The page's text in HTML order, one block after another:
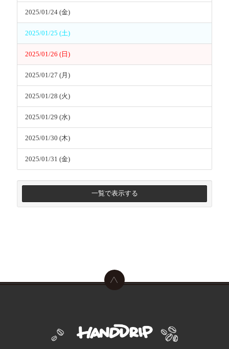
2025/01/24 (金)
2025/01/25 (土)
2025/01/26 (日)
2025/01/27 (月)
2025/01/28 (火)
2025/01/29 (水)
2025/01/30 (木)
2025/01/31 (金)
一覧で表示する